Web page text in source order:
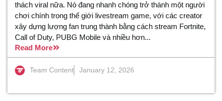
thách viral nữa. Nó đang nhanh chóng trở thành một người
chơi chính trong thế giới livestream game, với các creator
xây dựng lượng fan trung thành bằng cách stream Fortnite,
Call of Duty, PUBG Mobile và nhiều hơn...
Read More
Team Content January 12, 2026